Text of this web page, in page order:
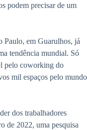
podem precisar de um
Paulo, em Guarulhos, já
tendência mundial. Só
pelo coworking do
mil espaços pelo mundo
dos trabalhadores
de 2022, uma pesquisa